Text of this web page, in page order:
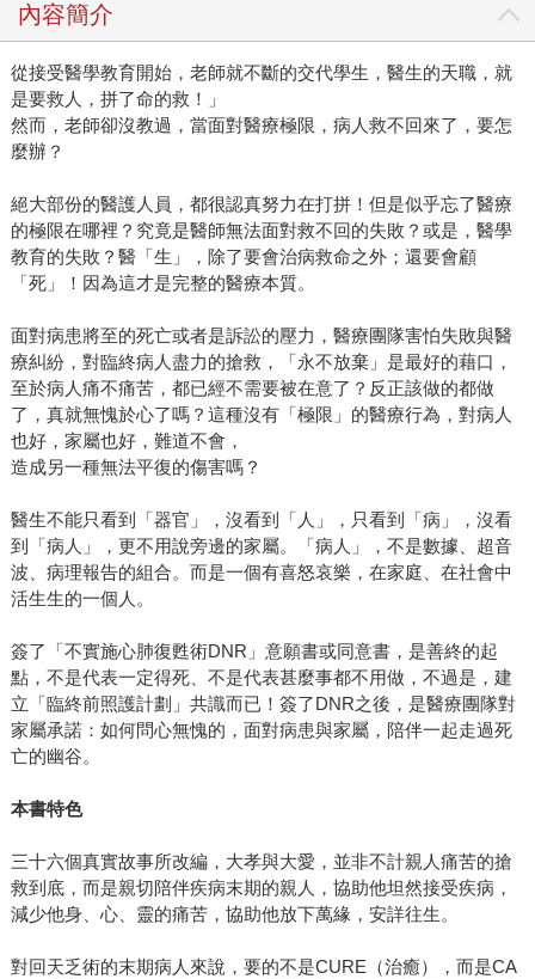
內容簡介
從接受醫學教育開始，老師就不斷的交代學生，醫生的天職，就
是要救人，拼了命的救！」
然而，老師卻沒教過，當面對醫療極限，病人救不回來了，要怎
麼辦？
絕大部份的醫護人員，都很認真努力在打拼！但是似乎忘了醫療
的極限在哪裡？究竟是醫師無法面對救不回的失敗？或是，醫學
教育的失敗？醫「生」，除了要會治病救命之外；還要會顧
「死」！因為這才是完整的醫療本質。
面對病患將至的死亡或者是訴訟的壓力，醫療團隊害怕失敗與醫
療糾紛，對臨終病人盡力的搶救，「永不放棄」是最好的藉口，
至於病人痛不痛苦，都已經不需要被在意了？反正該做的都做
了，真就無愧於心了嗎？這種沒有「極限」的醫療行為，對病人
也好，家屬也好，難道不會，
造成另一種無法平復的傷害嗎？
醫生不能只看到「器官」，沒看到「人」，只看到「病」，沒看
到「病人」，更不用說旁邊的家屬。「病人」，不是數據、超音
波、病理報告的組合。而是一個有喜怒哀樂，在家庭、在社會中
活生生的一個人。
簽了「不實施心肺復甦術DNR」意願書或同意書，是善終的起
點，不是代表一定得死、不是代表甚麼事都不用做，不過是，建
立「臨終前照護計劃」共識而已！簽了DNR之後，是醫療團隊對
家屬承諾：如何問心無愧的，面對病患與家屬，陪伴一起走過死
亡的幽谷。
本書特色
三十六個真實故事所改編，大孝與大愛，並非不計親人痛苦的搶
救到底，而是親切陪伴疾病末期的親人，協助他坦然接受疾病，
減少他身、心、靈的痛苦，協助他放下萬緣，安詳往生。
對回天乏術的末期病人來說，要的不是CURE（治癒），而是CA